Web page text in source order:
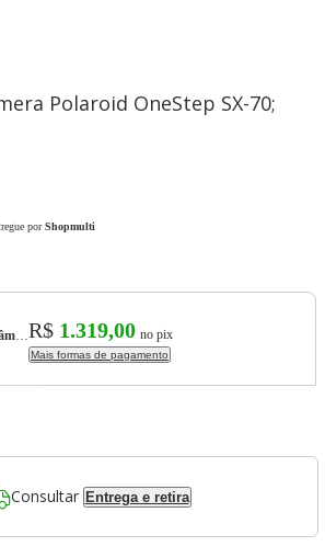
Polaroid OneStep SX-70;
por Shopmulti
LEGO® Ideas Câmera Polaroid OneStep SX-70; Conjunto 21345R$ 1.319,00 no pix
Mais formas de pagamento
Consultar Entrega e retira